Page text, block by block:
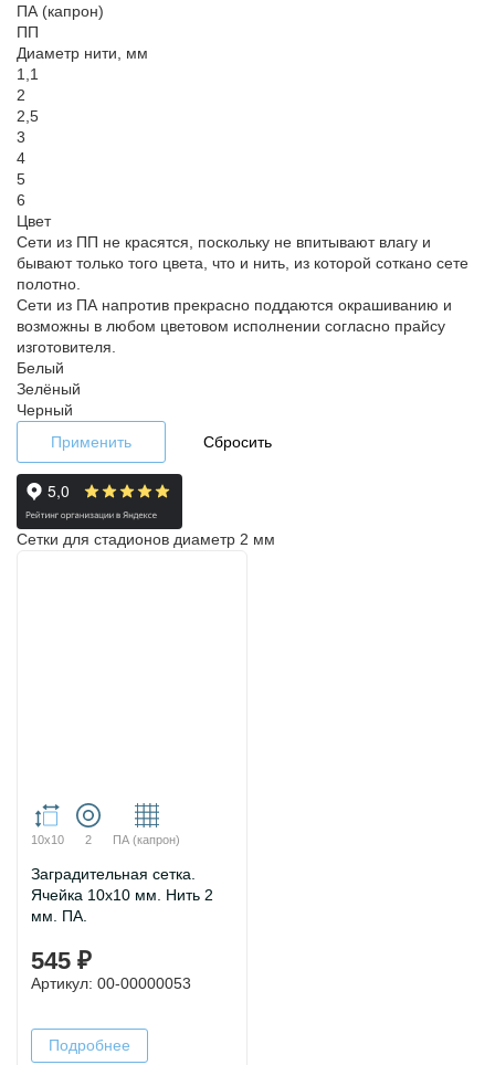
ПА (капрон)
ПП
Диаметр нити, мм
1,1
2
2,5
3
4
5
6
Цвет
Сети из ПП не красятся, поскольку не впитывают влагу и
бывают только того цвета, что и нить, из которой соткано сете
полотно.
Сети из ПА напротив прекрасно поддаются окрашиванию и
возможны в любом цветовом исполнении согласно прайсу
изготовителя.
Белый
Зелёный
Черный
Применить
Сбросить
Сетки для стадионов диаметр 2 мм
10х10 2 ПА (капрон)
Заградительная сетка.
Ячейка 10х10 мм. Нить 2
мм. ПА.
545 ₽
Артикул: 00-00000053
Подробнее